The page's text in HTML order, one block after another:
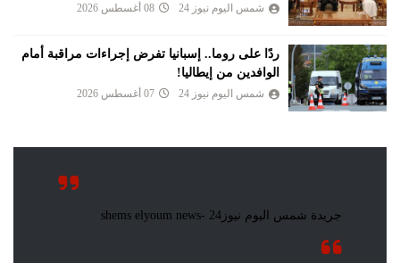
شمس اليوم نيوز 24 08 أغسطس 2026
ردًا على روما.. إسبانيا تفرض إجراءات مراقبة أمام
الوافدين من إيطاليا!
شمس اليوم نيوز 24 07 أغسطس 2026